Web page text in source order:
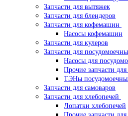
Запчасти для вытяжек
Запчасти для блендеров
Запчасти для кофемашин
Насосы кофемашин
Запчасти для кулеров
Запчасти для
Насосы для
Прочие запчасти
ТЭНы
Запчасти для самоваров
Запчасти для хлебопечей
Лопатки хлебопечей